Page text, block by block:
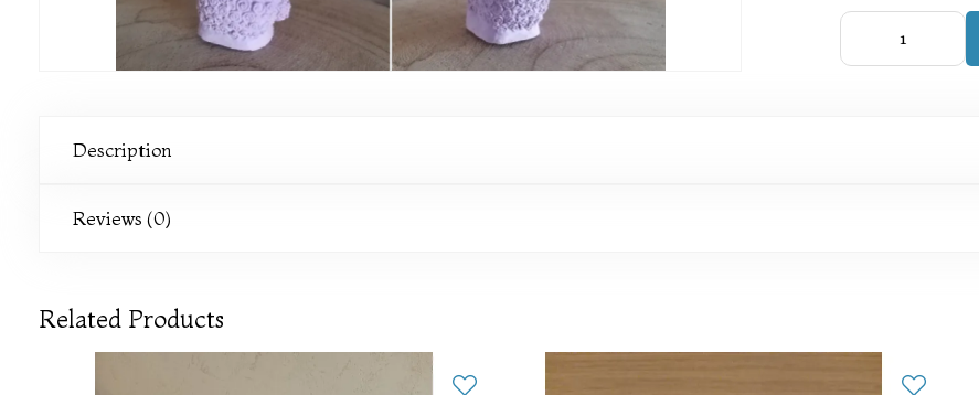
Description
Reviews (0)
Related Products